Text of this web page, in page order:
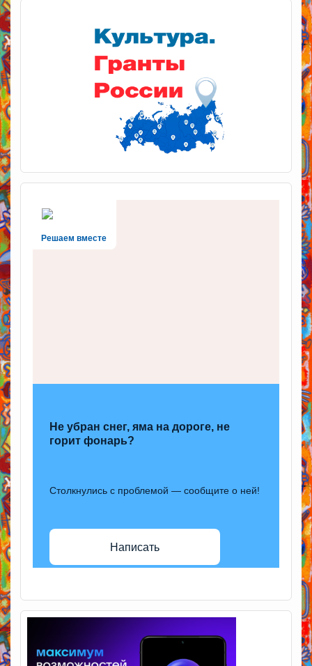
Решаем вместе
Не убран снег, яма на дороге, не
горит фонарь?
Столкнулись с проблемой — сообщите о ней!
Написать